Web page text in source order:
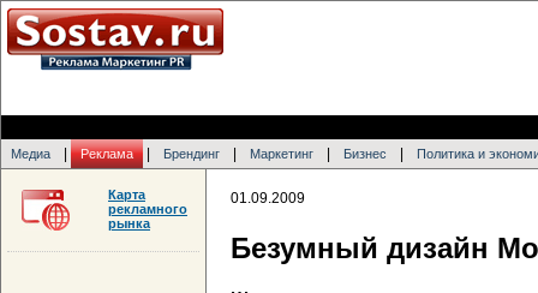
Медиа Реклама Брендинг Маркетинг Бизнес Политика и
01.09.2009
Безумный дизайн
Карта
рекламного
рынка